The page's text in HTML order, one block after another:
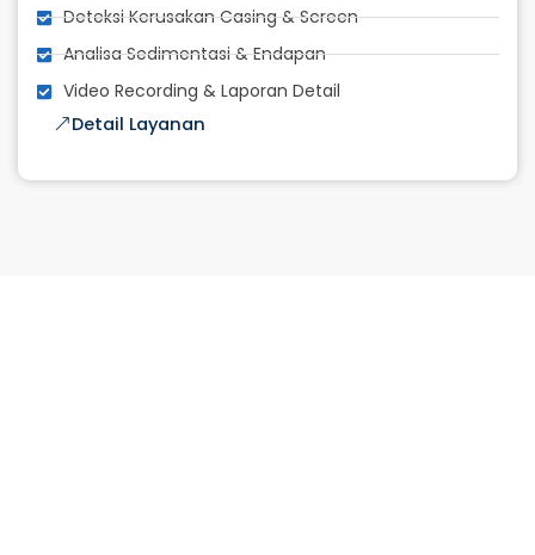
Deteksi Kerusakan Casing & Screen
Analisa Sedimentasi & Endapan
Video Recording & Laporan Detail
Detail Layanan